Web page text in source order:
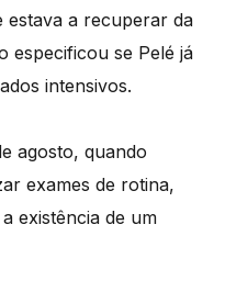
estava a recuperar da
especificou se Pelé já
intensivos.
agosto, quando
exames de rotina,
existência de um